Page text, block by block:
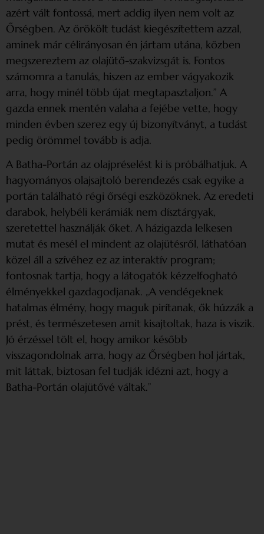
azért vált fontossá, mert addig ilyen nem volt az
Őrségben. Az örökölt tudást kiegészítettem azzal,
aminek már célirányosan én jártam utána, közben
megszereztem az olajütő-szakvizsgát is. Fontos
számomra a tanulás, hiszen az ember vágyakozik
arra, hogy minél több újat megtapasztaljon.” A
gazda ennek mentén valaha a fejébe vette, hogy
minden évben szerez egy új bizonyítványt, a tudást
pedig örömmel tovább is adja.
A Batha-Portán az olajpréselést ki is próbálhatjuk. A
hagyományos olajsajtoló berendezés csak egyike a
portán található régi őrségi eszközöknek. Az eredeti
darabok, helybéli kerámiák nem dísztárgyak,
szeretettel használják őket. A házigazda lelkesen
mutat és mesél el mindent az olajütésről, láthatóan
közel áll a szívéhez ez az interaktív program;
fontosnak tartja, hogy a látogatók kézzelfogható
élményekkel gazdagodjanak. „A vendégeknek
hatalmas élmény, hogy maguk pirítanak, ők húzzák a
prést, és természetesen amit kisajtoltak, haza is viszik.
Jó érzéssel tölt el, hogy amikor később
visszagondolnak arra, hogy az Őrségben hol jártak,
mit láttak, biztosan fel tudják idézni azt, hogy a
Batha-Portán olajütővé váltak.”